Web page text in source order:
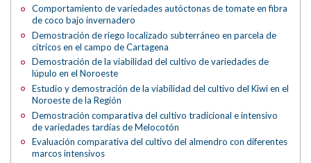
Comportamiento de variedades autóctonas de tomate en fibra
de coco bajo invernadero
Demostración de riego localizado subterráneo en parcela de
cítricos en el campo de Cartagena
Demostración de la viabilidad del cultivo de variedades de
lúpulo en el Noroeste
Estudio y demostración de la viabilidad del cultivo del Kiwi en el
Noroeste de la Región
Demostración comparativa del cultivo tradicional e intensivo
de variedades tardías de Melocotón
Evaluación comparativa del cultivo del almendro con diferentes
marcos intensivos